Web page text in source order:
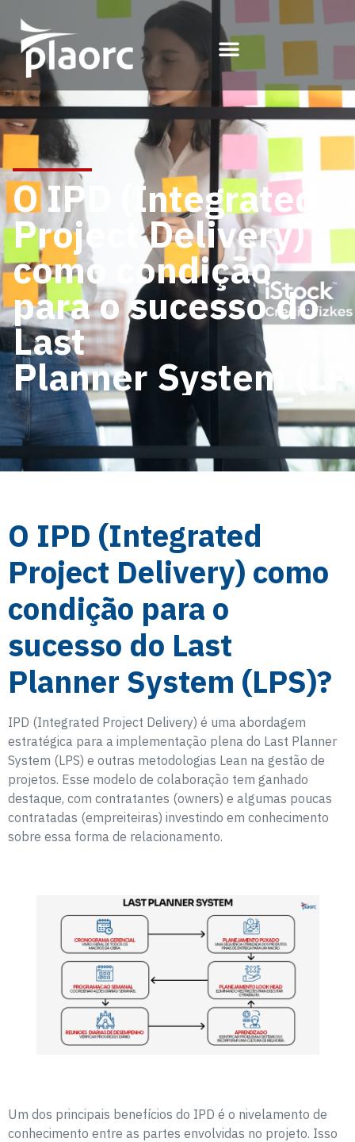
O IPD (Integrated
Project Delivery)
como condição
para o sucesso do
Last
Planner System
O IPD (Integrated
Project Delivery) como
condição para o
sucesso do Last
Planner System (LPS)?
IPD (Integrated Project Delivery) é uma abordagem
estratégica para a implementação plena do Last Planner
System (LPS) e outras metodologias Lean na gestão de
projetos. Esse modelo de colaboração tem ganhado
destaque, com contratantes (owners) e algumas poucas
contratadas (empreiteiras) investindo em conhecimento
sobre essa forma de relacionamento.
Um dos principais benefícios do IPD é o nivelamento de
conhecimento entre as partes envolvidas no projeto. Isso